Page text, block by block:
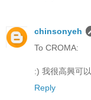
chinsonyeh
To CROMA:
:) 我很高興可
Reply